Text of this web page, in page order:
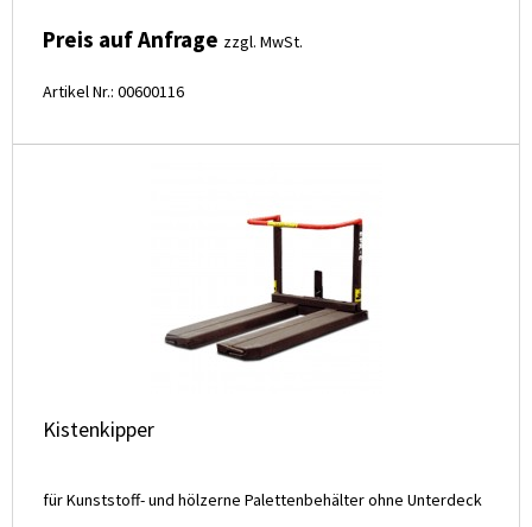
Preis auf Anfrage zzgl. MwSt.
Artikel Nr.: 00600116
Kistenkipper
für Kunststoff- und hölzerne Palettenbehälter ohne Unterdeck